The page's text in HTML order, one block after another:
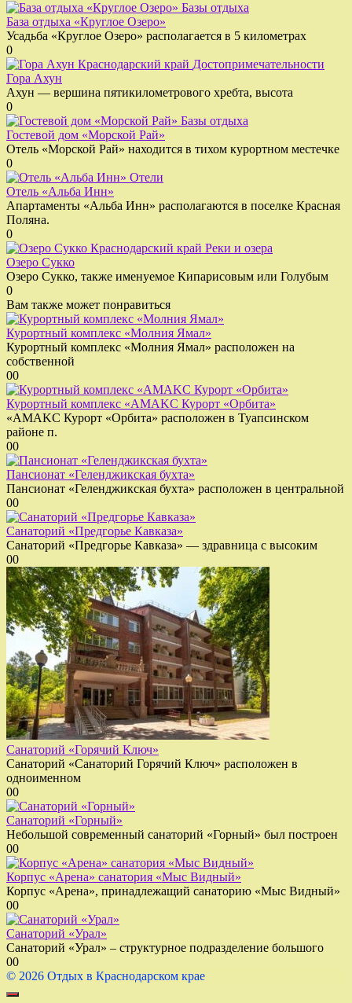
Базы отдыха
База отдыха «Круглое Озеро»
Усадьба «Круглое Озеро» располагается в 5 километрах
0
Достопримечательности
Гора Ахун
Ахун — вершина пятикилометрового хребта, высота
0
Базы отдыха
Гостевой дом «Морской Рай»
Отель «Морской Рай» находится в тихом курортном местечке
0
Отели
Отель «Альба Инн»
Апартаменты «Альба Инн» располагаются в поселке Красная
Поляна.
0
Реки и озера
Озеро Сукко
Озеро Сукко, также именуемое Кипарисовым или Голубым
0
Вам также может понравиться
Курортный комплекс «Молния Ямал»
Курортный комплекс «Молния Ямал» расположен на
собственной
00
Курортный комплекс «AMAKС Курорт «Орбита»
«AMAKС Курорт «Орбита» расположен в Туапсинском
районе п.
00
Пансионат «Геленджикская бухта»
Пансионат «Геленджикская бухта» расположен в центральной
00
Санаторий «Предгорье Кавказа»
Санаторий «Предгорье Кавказа» — здравница с высоким
00
Санаторий «Горячий Ключ»
Санаторий «Санаторий Горячий Ключ» расположен в
одноименном
00
Санаторий «Горный»
Небольшой современный санаторий «Горный» был построен
00
Корпус «Арена» санатория «Мыс Видный»
Корпус «Арена», принадлежащий санаторию «Мыс Видный»
00
Санаторий «Урал»
Санаторий «Урал» – структурное подразделение большого
00
© 2026 Отдых в Краснодарском крае